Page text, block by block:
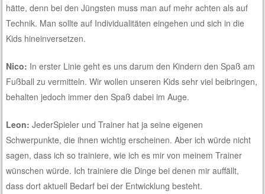
hätte, denn bei den Jüngsten muss man auf mehr achten als auf
Technik. Man sollte auf Individualitäten eingehen und sich in die
Kids hineinversetzen.
Nico: In erster Linie geht es uns darum den Kindern den Spaß am
Fußball zu vermitteln. Wir wollen unseren Kids sehr viel beibringen,
behalten jedoch immer den Spaß dabei im Auge.
Leon:JederSpieler und Trainer hat ja seine eigenen
Schwerpunkte, die ihnen wichtig erscheinen. Aber ich würde nicht
sagen, dass ich so trainiere, wie ich es mir von meinem Trainer
wünschen würde. Ich trainiere die Dinge bei denen mir auffällt,
dass dort aktuell Bedarf bei der Entwicklung besteht.